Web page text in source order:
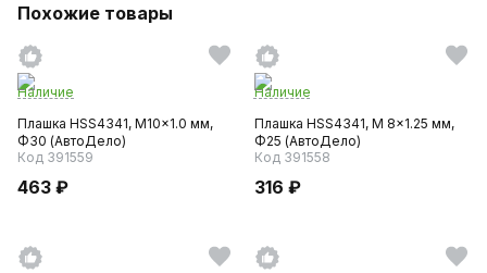
Похожие товары
Наличие
Плашка HSS4341, M10x1.0 мм,
Ф30 (АвтоДело)
Код 391559
463 ₽
Наличие
Плашка HSS4341, M 8x1.25 мм,
Ф25 (АвтоДело)
Код 391558
316 ₽